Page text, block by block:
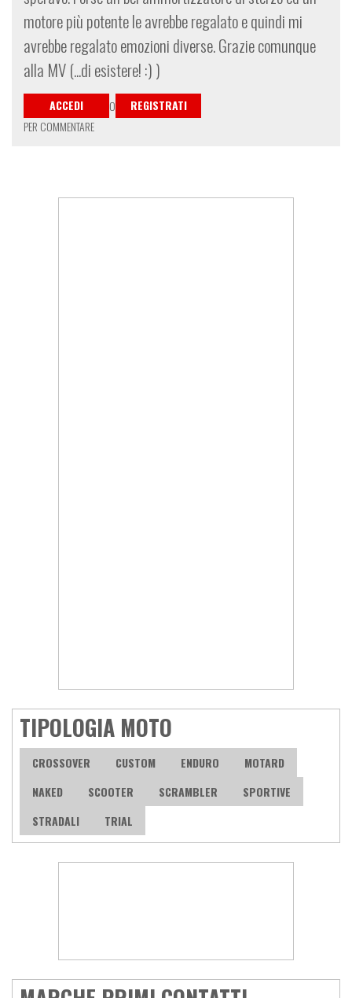
motore più potente le avrebbe regalato e quindi mi
avrebbe regalato emozioni diverse. Grazie comunque
alla MV (...di esistere! :) )
ACCEDI O
REGISTRATI
PER COMMENTARE
TIPOLOGIA MOTO
CROSSOVER CUSTOM ENDURO
MOTARD
NAKED
SCOOTER SCRAMBLER
SPORTIVE
STRADALI
TRIAL